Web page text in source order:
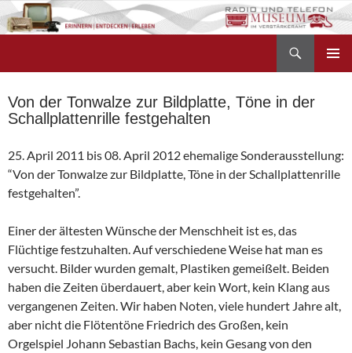
Zum
Inhalt
Von der Tonwalze zur Bildplatte, Töne in der
Schallplattenrille festgehalten
25. April 2011 bis 08. April 2012 ehemalige Sonderausstellung:
“Von der Tonwalze zur Bildplatte, Töne in der Schallplattenrille
festgehalten”.
Einer der ältesten Wünsche der Menschheit ist es, das
Flüchtige festzuhalten. Auf verschiedene Weise hat man es
versucht. Bilder wurden gemalt, Plastiken gemeißelt. Beiden
haben die Zeiten überdauert, aber kein Wort, kein Klang aus
vergangenen Zeiten. Wir haben Noten, viele hundert Jahre alt,
aber nicht die Flötentöne Friedrich des Großen, kein
Orgelspiel Johann Sebastian Bachs, kein Gesang von den